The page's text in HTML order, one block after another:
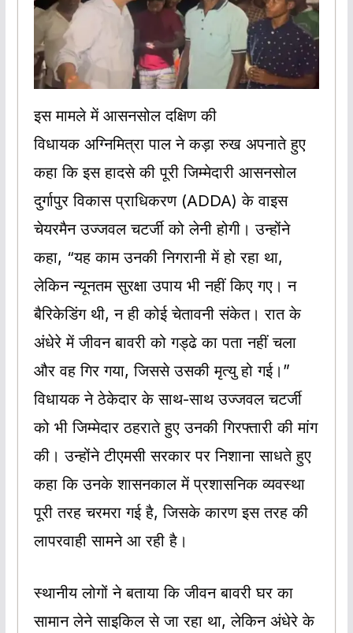
इस मामले में आसनसोल दक्षिण की
विधायक अग्निमित्रा पाल ने कड़ा रुख अपनाते हुए
कहा कि इस हादसे की पूरी जिम्मेदारी आसनसोल
दुर्गापुर विकास प्राधिकरण (ADDA) के वाइस
चेयरमैन उज्जवल चटर्जी को लेनी होगी। उन्होंने
कहा, “यह काम उनकी निगरानी में हो रहा था,
लेकिन न्यूनतम सुरक्षा उपाय भी नहीं किए गए। न
बैरिकेडिंग थी, न ही कोई चेतावनी संकेत। रात के
अंधेरे में जीवन बावरी को गड्ढे का पता नहीं चला
और वह गिर गया, जिससे उसकी मृत्यु हो गई।”
विधायक ने ठेकेदार के साथ-साथ उज्जवल चटर्जी
को भी जिम्मेदार ठहराते हुए उनकी गिरफ्तारी की मांग
की। उन्होंने टीएमसी सरकार पर निशाना साधते हुए
कहा कि उनके शासनकाल में प्रशासनिक व्यवस्था
पूरी तरह चरमरा गई है, जिसके कारण इस तरह की
लापरवाही सामने आ रही है।
स्थानीय लोगों ने बताया कि जीवन बावरी घर का
सामान लेने साइकिल से जा रहा था, लेकिन अंधेरे के